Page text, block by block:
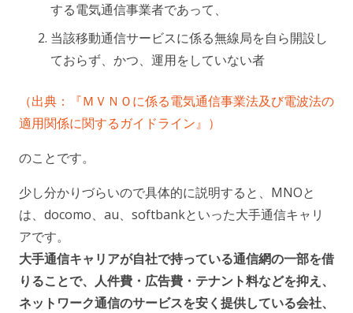
する電気通信事業者であって、
当該移動通信サービスに係る無線局を自ら開設し
ておらず、かつ、運用をしていない者
（出典：『ＭＶＮＯに係る電気通信事業法及び電波法の
適用関係に関するガイドライン』）
のことです。
少し分かりづらいので具体的に説明すると、MNOと
は、docomo、au、softbankといった大手通信キャリ
アです。
大手通信キャリアが自社で持っている通信網の一部を借
りることで、人件費・広告費・テナント料などを抑え、
ネットワーク通信のサービスを安く提供している会社、